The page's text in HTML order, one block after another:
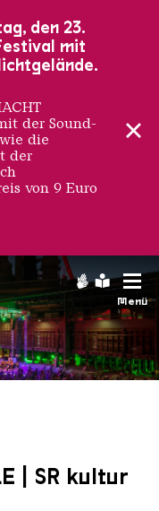
Menü
| SR kultur
den 23.
mit
der Sound-
die
der
von 9 Euro